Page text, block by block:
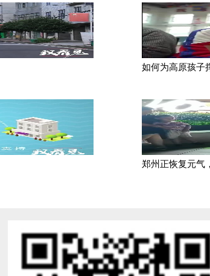
如何为高原孩子
郑州正恢复元气